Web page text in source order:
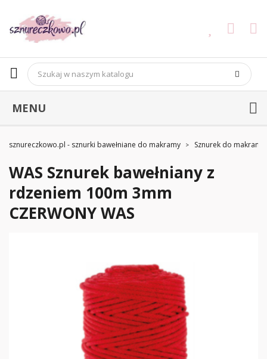
MENU
sznureczkowo.pl - sznurki bawełniane do makramy Sznurek do makramy
WAS Sznurek bawełniany z
rdzeniem 100m 3mm
CZERWONY WAS